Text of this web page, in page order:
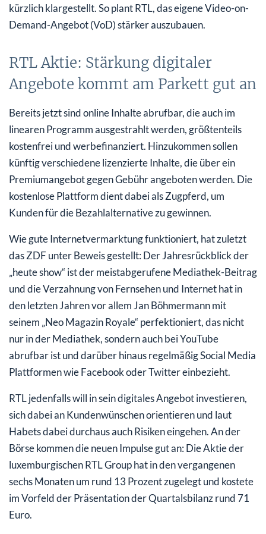
kürzlich klargestellt. So plant RTL, das eigene Video-on-
Demand-Angebot (VoD) stärker auszubauen.
RTL Aktie: Stärkung digitaler
Angebote kommt am Parkett gut an
Bereits jetzt sind online Inhalte abrufbar, die auch im
linearen Programm ausgestrahlt werden, größtenteils
kostenfrei und werbefinanziert. Hinzukommen sollen
künftig verschiedene lizenzierte Inhalte, die über ein
Premiumangebot gegen Gebühr angeboten werden. Die
kostenlose Plattform dient dabei als Zugpferd, um
Kunden für die Bezahlalternative zu gewinnen.
Wie gute Internetvermarktung funktioniert, hat zuletzt
das ZDF unter Beweis gestellt: Der Jahresrückblick der
„heute show“ ist der meistabgerufene Mediathek-Beitrag
und die Verzahnung von Fernsehen und Internet hat in
den letzten Jahren vor allem Jan Böhmermann mit
seinem „Neo Magazin Royale“ perfektioniert, das nicht
nur in der Mediathek, sondern auch bei YouTube
abrufbar ist und darüber hinaus regelmäßig Social Media
Plattformen wie Facebook oder Twitter einbezieht.
RTL jedenfalls will in sein digitales Angebot investieren,
sich dabei an Kundenwünschen orientieren und laut
Habets dabei durchaus auch Risiken eingehen. An der
Börse kommen die neuen Impulse gut an: Die Aktie der
luxemburgischen RTL Group hat in den vergangenen
sechs Monaten um rund 13 Prozent zugelegt und kostete
im Vorfeld der Präsentation der Quartalsbilanz rund 71
Euro.